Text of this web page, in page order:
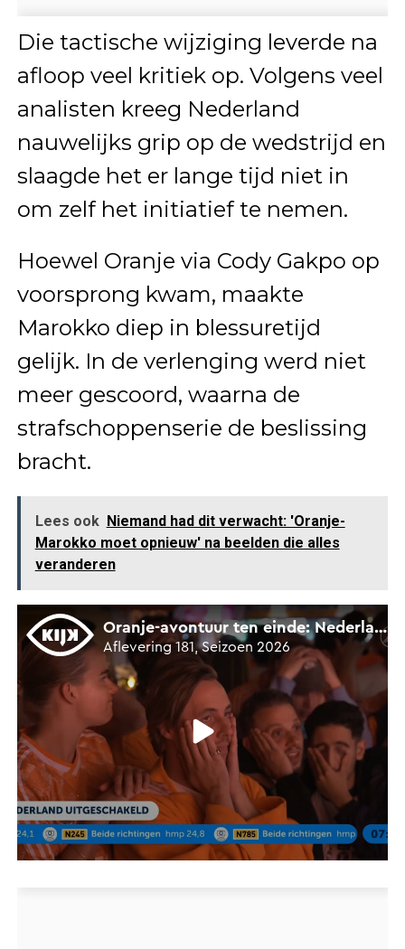
Die tactische wijziging leverde na
afloop veel kritiek op. Volgens veel
analisten kreeg Nederland
nauwelijks grip op de wedstrijd en
slaagde het er lange tijd niet in
om zelf het initiatief te nemen.
Hoewel Oranje via Cody Gakpo op
voorsprong kwam, maakte
Marokko diep in blessuretijd
gelijk. In de verlenging werd niet
meer gescoord, waarna de
strafschoppenserie de beslissing
bracht.
Lees ook Niemand had dit verwacht: 'Oranje-
Marokko moet opnieuw' na beelden die alles
veranderen